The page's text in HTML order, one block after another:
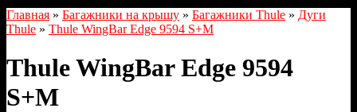
Главная » Багажники на крышу » Багажники Thule » Дуги
Thule » Thule WingBar Edge 9594 S+M
Thule WingBar Edge 9594
S+M